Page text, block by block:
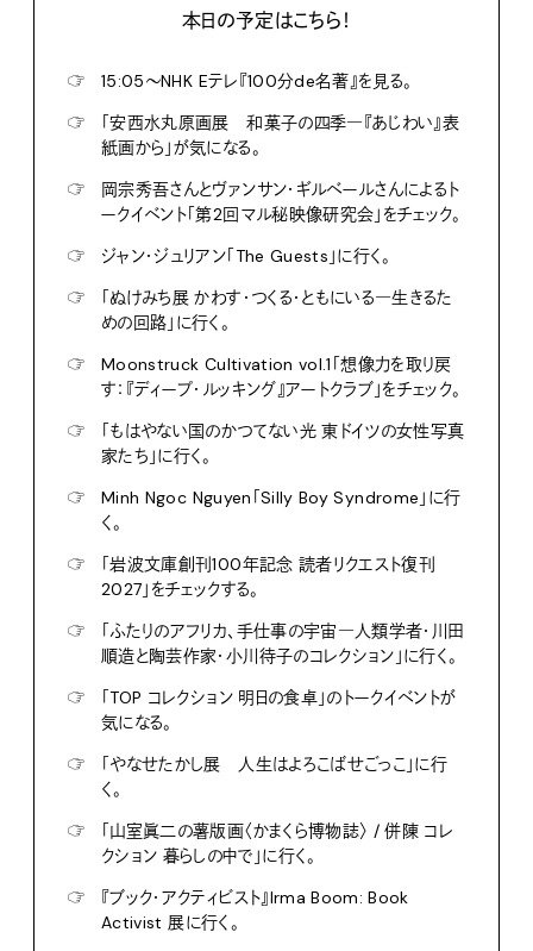
本日の予定はこちら！
☞
15:05〜NHK Eテレ『100分de名著』を見る。
☞
「安西水丸原画展 和菓子の四季―『あじわい』表
紙画から」が気になる。
☞
岡宗秀吾さんとヴァンサン・ギルベールさんによるト
ークイベント「第2回マル秘映像研究会」をチェック。
☞
ジャン・ジュリアン「The Guests」に行く。
☞
「ぬけみち展 かわす・つくる・ともにいる―生きるた
めの回路」に行く。
☞
Moonstruck Cultivation vol.1「想像力を取り戻
す：『ディープ・ルッキング』アートクラブ」をチェック。
☞
「もはやない国のかつてない光 東ドイツの女性写真
家たち」に行く。
☞
Minh Ngoc Nguyen「Silly Boy Syndrome」に行
く。
☞
「岩波文庫創刊100年記念 読者リクエスト復刊
2027」をチェックする。
☞
「ふたりのアフリカ、手仕事の宇宙―人類学者・川田
順造と陶芸作家・小川待子のコレクション」に行く。
☞
「TOP コレクション 明日の食卓」のトークイベントが
気になる。
☞
「やなせたかし展 人生はよろこばせごっこ」に行
く。
☞
「山室眞二の薯版画〈かまくら博物誌〉 / 併陳 コレ
クション 暮らしの中で」に行く。
☞
『ブック・アクティビスト』Irma Boom: Book
Activist 展に行く。